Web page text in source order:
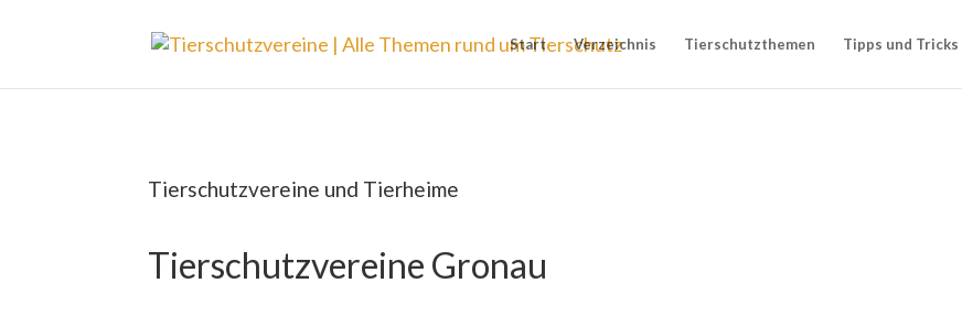
Start Verzeichnis Tierschutzthemen Tipps und Tricks
Tierschutzvereine und Tierheime
Tierschutzvereine Gronau